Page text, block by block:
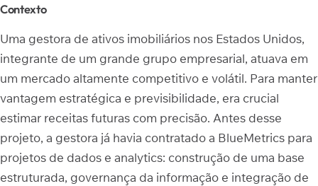
Contexto
Uma gestora de ativos imobiliários nos Estados Unidos,
integrante de um grande grupo empresarial, atuava em
um mercado altamente competitivo e volátil. Para manter
vantagem estratégica e previsibilidade, era crucial
estimar receitas futuras com precisão. Antes desse
projeto, a gestora já havia contratado a BlueMetrics para
projetos de dados e analytics: construção de uma base
estruturada, governança da informação e integração de